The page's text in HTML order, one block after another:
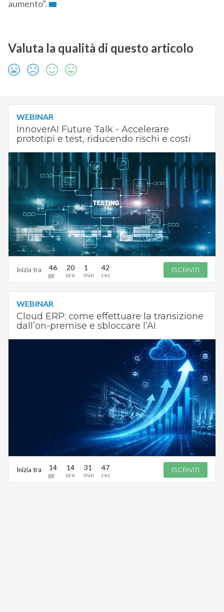
aumento”.
Valuta la qualità di questo articolo
WEBINAR
InnoverAI Future Talk - Accelerare
prototipi e test, riducendo rischi e costi
Inizia tra 46 20 1 41 ISCRIVITI
WEBINAR
Cloud ERP: come effettuare la transizione
dall’on-premise e sbloccare l’AI
Inizia tra 14 14 31 47 ISCRIVITI